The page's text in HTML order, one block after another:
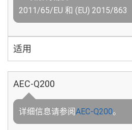
2011/65/EU 和 (EU) 2015/863
适用
AEC-Q200
详细信息请参阅AEC-Q200。